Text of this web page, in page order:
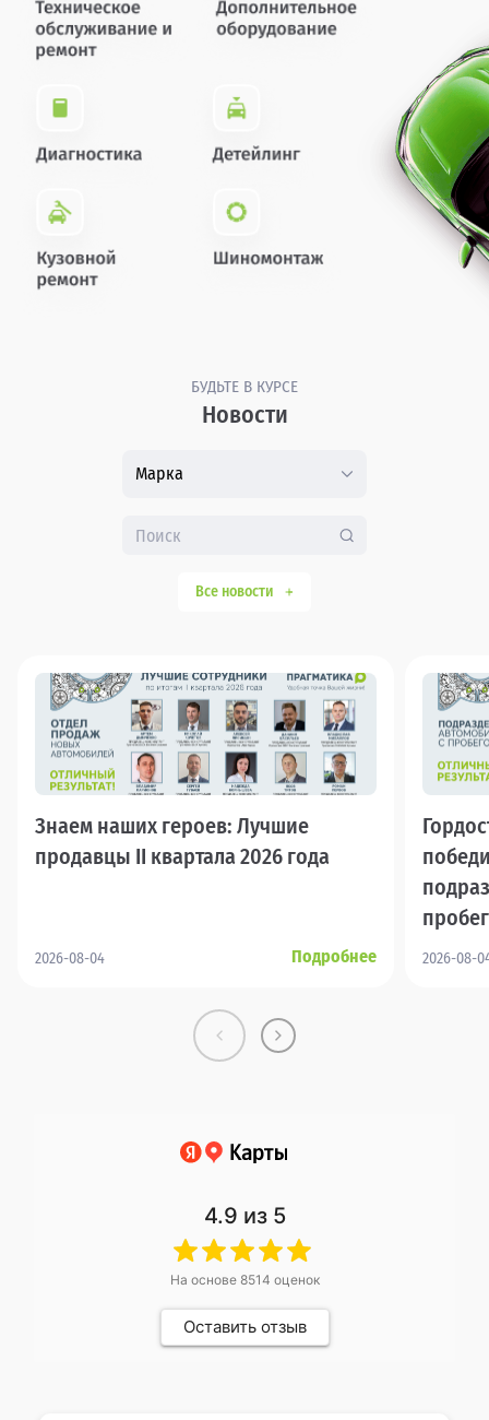
БУДЬТЕ В КУРСЕ
Новости
Марка
Все новости
Знаем наших героев: Лучшие
продавцы II квартала 2026 года
2026-08-04 Подробнее 2026-08-
4.9 из 5
На основе 8514 оценок
Оставить отзыв